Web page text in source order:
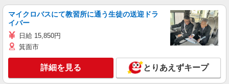
マイクロバスにて教習所に通う生徒の送迎ドラ
イバー
日給 15,850円
箕面市
詳細を見る とりあえずキープ